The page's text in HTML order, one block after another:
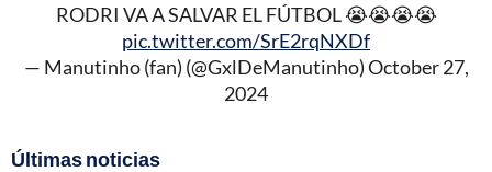
RODRI VA A SALVAR EL FÚTBOL 😭😭😭😭
pic.twitter.com/SrE2rqNXDf
— Manutinho (fan) (@GxlDeManutinho)October 27,
2024
Últimas noticias